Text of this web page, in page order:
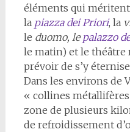
éléments qui
la piazza dei Priori, la
le duomo, lepalazzo
le matin) et le théâtre
prévoir de s’y
Dans les environs de
« collines
zone de plusieurs
de refroidissement